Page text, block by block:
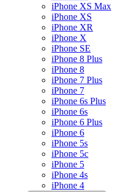
iPhone XS Max
iPhone XS
iPhone XR
iPhone X
iPhone SE
iPhone 8 Plus
iPhone 8
iPhone 7 Plus
iPhone 7
iPhone 6s Plus
iPhone 6s
iPhone 6 Plus
iPhone 6
iPhone 5s
iPhone 5c
iPhone 5
iPhone 4s
iPhone 4